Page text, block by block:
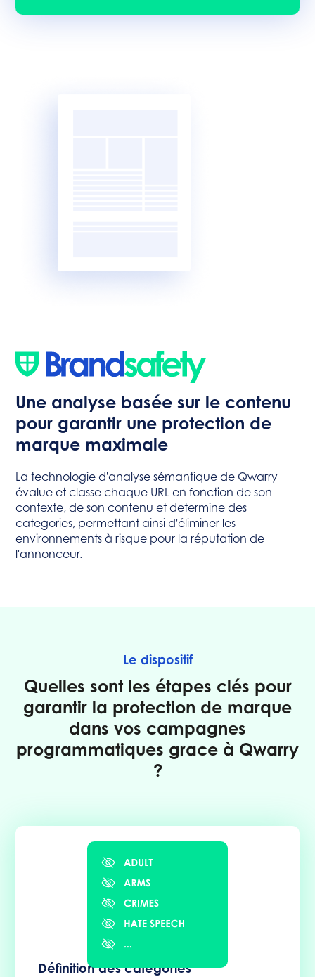
Une analyse basée sur le contenu
pour garantir une protection de
marque maximale
La technologie d'analyse sémantique de Qwarry
évalue et classe chaque URL en fonction de son
contexte, de son contenu et determine des
categories, permettant ainsi d'éliminer les
environnements à risque pour la réputation de
l'annonceur.
Le dispositif
Quelles sont les étapes clés pour
garantir la protection de marque
dans vos campagnes
programmatiques grace à Qwarry
?
Définition des catégories